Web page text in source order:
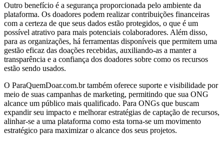
Outro benefício é a segurança proporcionada pelo ambiente da
plataforma. Os doadores podem realizar contribuições financeiras
com a certeza de que seus dados estão protegidos, o que é um
possível atrativo para mais potenciais colaboradores. Além disso,
para as organizações, há ferramentas disponíveis que permitem uma
gestão eficaz das doações recebidas, auxiliando-as a manter a
transparência e a confiança dos doadores sobre como os recursos
estão sendo usados.
O ParaQuemDoar.com.br também oferece suporte e visibilidade por
meio de suas campanhas de marketing, permitindo que sua ONG
alcance um público mais qualificado. Para ONGs que buscam
expandir seu impacto e melhorar estratégias de captação de recursos,
alinhar-se a uma plataforma como esta torna-se um movimento
estratégico para maximizar o alcance dos seus projetos.